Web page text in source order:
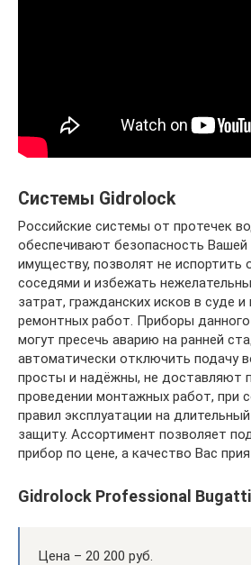
Системы Gidrolock
Российские системы от протечек
обеспечивают безопасность Вашей
имуществу, позволят не испортить
соседями и избежать
затрат, гражданских исков в суде и
ремонтных работ. Приборы
могут пресечь аварию на ранней
автоматически отключить подачу
просты и надёжны, не доставляют
проведении монтажных работ, при
правил эксплуатации на
защиту. Ассортимент позволяет
прибор по цене, а качество Вас
Gidrolock Professional Bugatti
Цена – 20 200 руб.